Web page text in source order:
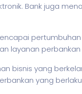
Bank juga
layanan
bisnis yang
yang